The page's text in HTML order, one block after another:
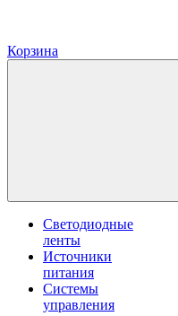
Корзина
Светодиодные
ленты
Источники
питания
Системы
управления